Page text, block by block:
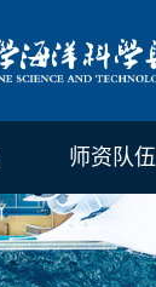
师资队伍